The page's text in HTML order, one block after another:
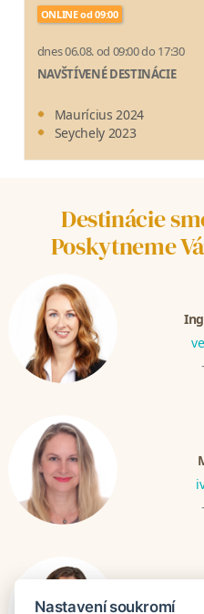
ONLINE od 09:00
dnes 06.08. od 09:00 do 17:30
NAVŠTÍVENÉ DESTINÁCIE
Maurícius 2024
Seychely 2023
Destinácie
Poskytneme
Nastavení soukromí